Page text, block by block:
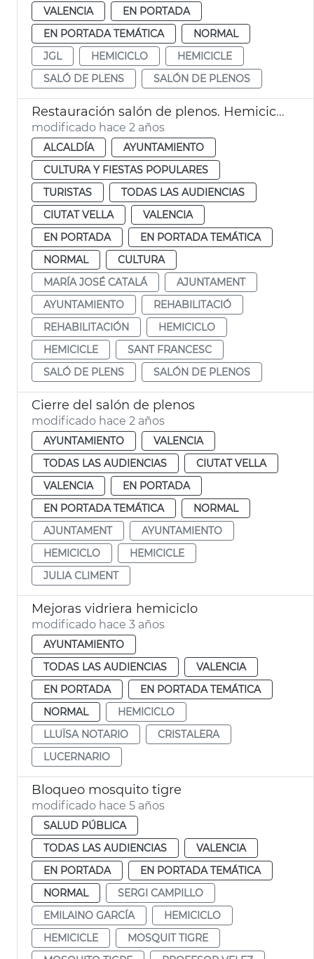
VALENCIA
EN PORTADA
EN PORTADA TEMÁTICA
NORMAL
JGL
HEMICICLO
HEMICICLE
SALÓ DE PLENS
SALÓN DE PLENOS
Restauración salón de plenos. Hemiciclo
modificado hace 2 años
ALCALDÍA
AYUNTAMIENTO
CULTURA Y FIESTAS POPULARES
TURISTAS
TODAS LAS AUDIENCIAS
CIUTAT VELLA
VALENCIA
EN PORTADA
EN PORTADA TEMÁTICA
NORMAL
CULTURA
MARÍA JOSÉ CATALÁ
AJUNTAMENT
AYUNTAMIENTO
REHABILITACIÓ
REHABILITACIÓN
HEMICICLO
HEMICICLE
SANT FRANCESC
SALÓ DE PLENS
SALÓN DE PLENOS
Cierre del salón de plenos
modificado hace 2 años
AYUNTAMIENTO
VALENCIA
TODAS LAS AUDIENCIAS
CIUTAT VELLA
VALENCIA
EN PORTADA
EN PORTADA TEMÁTICA
NORMAL
AJUNTAMENT
AYUNTAMIENTO
HEMICICLO
HEMICICLE
JULIA CLIMENT
Mejoras vidriera hemiciclo
modificado hace 3 años
AYUNTAMIENTO
TODAS LAS AUDIENCIAS
VALENCIA
EN PORTADA
EN PORTADA TEMÁTICA
NORMAL
HEMICICLO
LLUÏSA NOTARIO
CRISTALERA
LUCERNARIO
Bloqueo mosquito tigre
modificado hace 5 años
SALUD PÚBLICA
TODAS LAS AUDIENCIAS
VALENCIA
EN PORTADA
EN PORTADA TEMÁTICA
NORMAL
SERGI CAMPILLO
EMILAINO GARCÍA
HEMICICLO
HEMICICLE
MOSQUIT TIGRE